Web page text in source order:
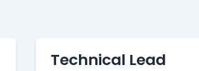
Technical Lead